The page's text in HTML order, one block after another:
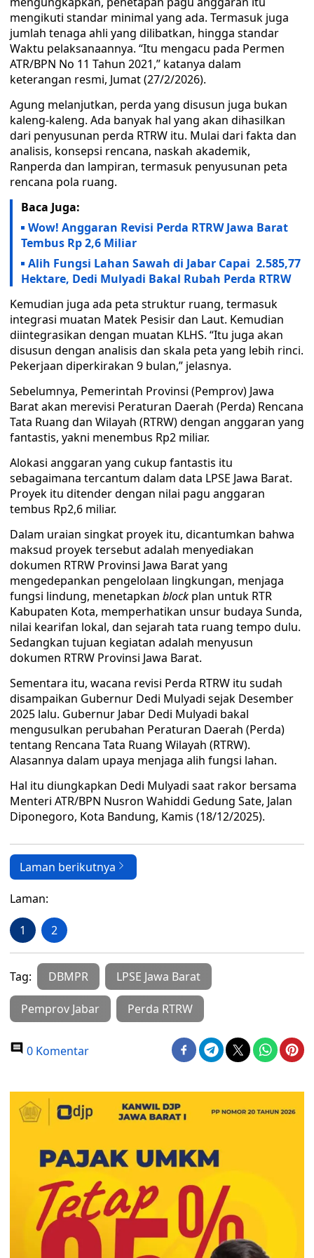
mengikuti standar minimal yang ada. Termasuk juga
jumlah tenaga ahli yang dilibatkan, hingga standar
Waktu pelaksanaannya. “Itu mengacu pada Permen
ATR/BPN No 11 Tahun 2021,” katanya dalam
keterangan resmi, Jumat (27/2/2026).
Agung melanjutkan, perda yang disusun juga bukan
kaleng-kaleng. Ada banyak hal yang akan dihasilkan
dari penyusunan perda RTRW itu. Mulai dari fakta dan
analisis, konsepsi rencana, naskah akademik,
Ranperda dan lampiran, termasuk penyusunan peta
rencana pola ruang.
Baca Juga:
Wow! Anggaran Revisi Perda RTRW Jawa Barat
Tembus Rp 2,6 Miliar
Alih Fungsi Lahan Sawah di Jabar Capai 2.585,77
Hektare, Dedi Mulyadi Bakal Rubah Perda RTRW
Kemudian juga ada peta struktur ruang, termasuk
integrasi muatan Matek Pesisir dan Laut. Kemudian
diintegrasikan dengan muatan KLHS. “Itu juga akan
disusun dengan analisis dan skala peta yang lebih rinci.
Pekerjaan diperkirakan 9 bulan,” jelasnya.
Sebelumnya, Pemerintah Provinsi (Pemprov) Jawa
Barat akan merevisi Peraturan Daerah (Perda) Rencana
Tata Ruang dan Wilayah (RTRW) dengan anggaran yang
fantastis, yakni menembus Rp2 miliar.
Alokasi anggaran yang cukup fantastis itu
sebagaimana tercantum dalam data LPSE Jawa Barat.
Proyek itu ditender dengan nilai pagu anggaran
tembus Rp2,6 miliar.
Dalam uraian singkat proyek itu, dicantumkan bahwa
maksud proyek tersebut adalah menyediakan
dokumen RTRW Provinsi Jawa Barat yang
mengedepankan pengelolaan lingkungan, menjaga
fungsi lindung, menetapkan block plan untuk RTR
Kabupaten Kota, memperhatikan unsur budaya Sunda,
nilai kearifan lokal, dan sejarah tata ruang tempo dulu.
Sedangkan tujuan kegiatan adalah menyusun
dokumen RTRW Provinsi Jawa Barat.
Sementara itu, wacana revisi Perda RTRW itu sudah
disampaikan Gubernur Dedi Mulyadi sejak Desember
2025 lalu. Gubernur Jabar Dedi Mulyadi bakal
mengusulkan perubahan Peraturan Daerah (Perda)
tentang Rencana Tata Ruang Wilayah (RTRW).
Alasannya dalam upaya menjaga alih fungsi lahan.
Hal itu diungkapkan Dedi Mulyadi saat rakor bersama
Menteri ATR/BPN Nusron Wahiddi Gedung Sate, Jalan
Diponegoro, Kota Bandung, Kamis (18/12/2025).
Laman berikutnya
Laman:
1 2
Tag: DBMPR LPSE Jawa Barat
Pemprov Jabar Perda RTRW
0 Komentar